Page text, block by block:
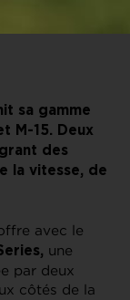
sa gamme
M-15. Deux
des
la vitesse, de
avec le
une
par deux
côtés de la